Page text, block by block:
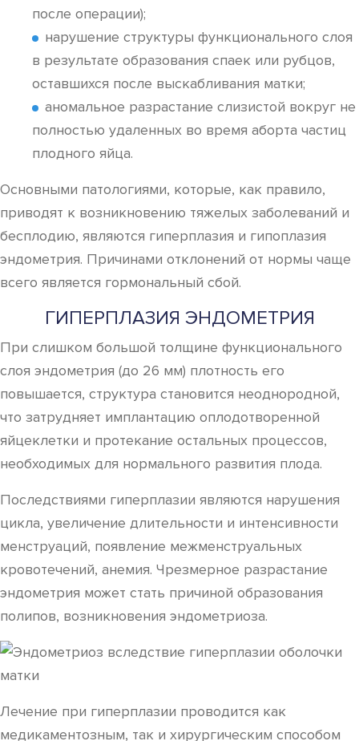
после операции);
нарушение структуры функционального слоя
в результате образования спаек или рубцов,
оставшихся после выскабливания матки;
аномальное разрастание слизистой вокруг не
полностью удаленных во время аборта частиц
плодного яйца.
Основными патологиями, которые, как правило,
приводят к возникновению тяжелых заболеваний и
бесплодию, являются гиперплазия и гипоплазия
эндометрия. Причинами отклонений от нормы чаще
всего является гормональный сбой.
ГИПЕРПЛАЗИЯ ЭНДОМЕТРИЯ
При слишком большой толщине функционального
слоя эндометрия (до 26 мм) плотность его
повышается, структура становится неоднородной,
что затрудняет имплантацию оплодотворенной
яйцеклетки и протекание остальных процессов,
необходимых для нормального развития плода.
Последствиями гиперплазии являются нарушения
цикла, увеличение длительности и интенсивности
менструаций, появление межменструальных
кровотечений, анемия. Чрезмерное разрастание
эндометрия может стать причиной образования
полипов, возникновения эндометриоза.
Лечение при гиперплазии проводится как
медикаментозным, так и хирургическим способом